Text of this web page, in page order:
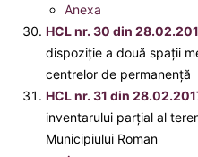
Anexa
HCL nr. 30 din
dispoziție a două spații
centrelor de permanență
HCL nr. 31 din
inventarului parţial al
Municipiului Roman